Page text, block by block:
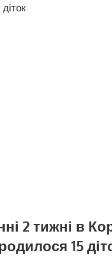
2 тижні в
15